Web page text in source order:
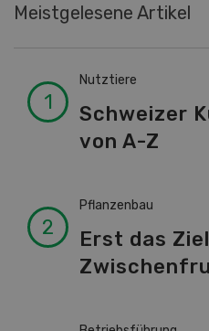
Meistgelesene Artikel
Nutztiere
Schweizer
von A-Z
Pflanzenbau
Erst das